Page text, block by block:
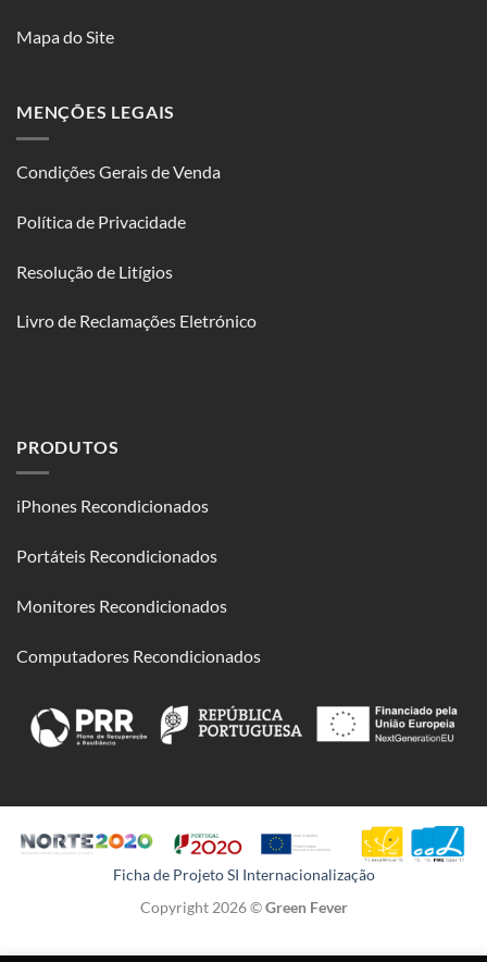
Mapa do Site
MENÇÕES LEGAIS
Condições Gerais de Venda
Política de Privacidade
Resolução de Litígios
Livro de Reclamações Eletrónico
PRODUTOS
iPhones Recondicionados
Portáteis Recondicionados
Monitores Recondicionados
Computadores Recondicionados
Ficha de Projeto SI Internacionalização
Copyright 2026 ©Green Fever